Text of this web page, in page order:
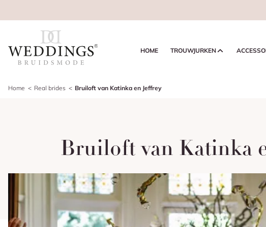
HOME TROUWJURKEN
Home Real brides Bruiloft van Katinka en Jeffrey
Bruiloft van Katinka